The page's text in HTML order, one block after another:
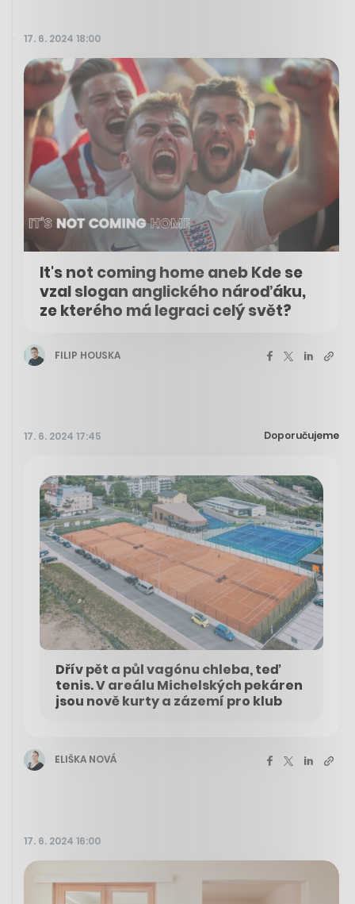
17. 6. 2024 18:00
It's not coming home aneb Kde se
vzal slogan anglického nároďáku,
ze kterého má legraci celý svět?
FILIP HOUSKA
17. 6. 2024 17:45 Doporučujeme
Dřív pět a půl vagónu chleba, teď
tenis. V areálu Michelských pekáren
jsou nově kurty a zázemí pro klub
ELIŠKA NOVÁ
17. 6. 2024 16:00